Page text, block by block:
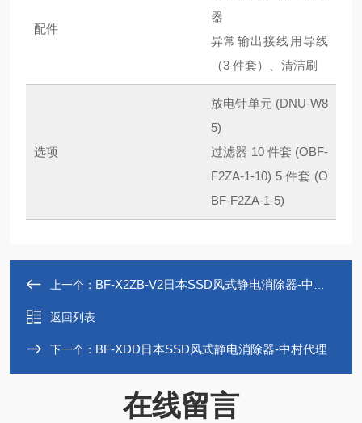
配件
器
异常输出接线用导线
（3 件套）、清洁刷
选项
放电针单元 (DNU-W8
5)
过滤器 10 件套 (OBF-
F2ZA-1-10) 5 件套 (O
BF-F2ZA-1-5)
上一个： BF-X2ZB-V2日本SSD风式静电消除器-中村代理
返回列表
下一个： BF-XDD日本SSD风式静电消除器-中村代理
在线留言